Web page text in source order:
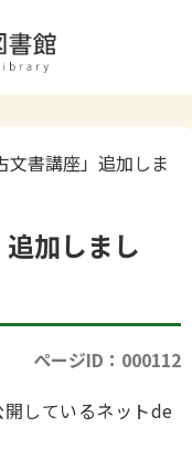
文書講座」追加しま
追加しまし
ページID：000112
しているネットde